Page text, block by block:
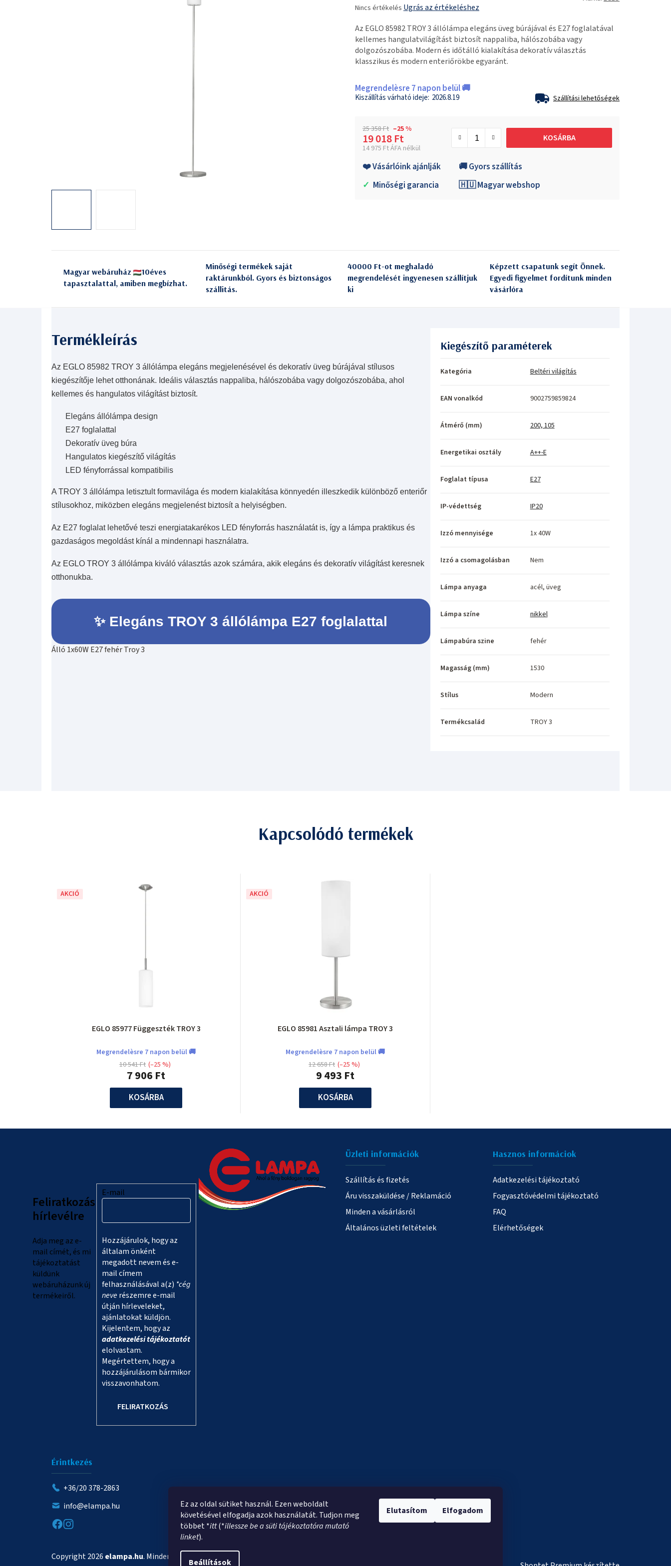
Ez az oldal sütiket használ. Ezen weboldalt
követésével elfogadja azok használatát. Tudjon meg
többet *itt(*illessze be a süti tájékoztatóra mutató
linket).
Beállítások
Elutasítom Elfogadom
termék
értékelése
5-
ből
0,0
Nincs értékelés Ugrás az értékeléshez
Az EGLO 85982 TROY 3 állólámpa elegáns üveg búrájával és E27 foglalatával
kellemes hangulatvilágítást biztosít nappaliba, hálószobába vagy
dolgozószobába. Modern és időtálló kialakítása dekoratív választás
klasszikus és modern enteriőrökbe egyaránt.
Megrendelèsre 7 napon belül 🚚
2026.8.19 Szállítási lehetőségek
25 358 Ft –25 %
19 018 Ft
14 975 Ft ÁFA nélkül
KOSÁRBA
❤️ Vásárlóink ajánlják
🚚 Gyors szállítás
✓ Minőségi garancia 🇭🇺 Magyar webshop
Magyar webáruház
10éves
tapasztalattal, amiben megbízhat.
Minőségi termékek saját
raktárunkból. Gyors és biztonságos
szállitás.
40000 Ft-ot meghaladó
megrendelését ingyenesen szállítjuk
ki
Képzett csapatunk segít Önnek.
Egyedi figyelmet fordítunk minden
vásárlóra
Az EGLO 85982 TROY 3 állólámpa elegáns megjelenésével és dekoratív üveg búrájával stílusos
kiegészítője lehet otthonának. Ideális választás nappaliba, hálószobába vagy dolgozószobába, ahol
kellemes és hangulatos világítást biztosít.
Elegáns állólámpa design
E27 foglalattal
Dekoratív üveg búra
Hangulatos kiegészítő világítás
LED fényforrással kompatibilis
A TROY 3 állólámpa letisztult formavilága és modern kialakítása könnyedén illeszkedik különböző enteriőr
stílusokhoz, miközben elegáns megjelenést biztosít a helyiségben.
Az E27 foglalat lehetővé teszi energiatakarékos LED fényforrás használatát is, így a lámpa praktikus és
gazdaságos megoldást kínál a mindennapi használatra.
Az EGLO TROY 3 állólámpa kiváló választás azok számára, akik elegáns és dekoratív világítást keresnek
otthonukba.
✨ Elegáns TROY 3 állólámpa E27 foglalattal
Álló 1x60W E27 fehér Troy 3
Kiegészítő paraméterek
Kategória Beltéri világítás
EAN vonalkód 9002759859824
Átmérő (mm) 200, 105
Energetikai osztály A++-E
Foglalat típusa E27
IP-védettség IP20
Izzó mennyisége 1x 40W
Izzó a csomagolásban Nem
Lámpa anyaga acél, üveg
Lámpa színe nikkel
Lámpabúra szine fehér
Magasság (mm) 1530
Stílus Modern
Termékcsalád TROY 3
Kapcsolódó termékek
AKCIÓ
EGLO 85977 Függeszték TROY 3
Megrendelèsre 7 napon belül 🚚
7 906 Ft
10 541 Ft (–25 %)
KOSÁRBA
AKCIÓ
EGLO 85981 Asztali lámpa TROY 3
Megrendelèsre 7 napon belül 🚚
9 493 Ft
12 658 Ft (–25 %)
KOSÁRBA
Feliratkozás
hírlevélre
Adja meg az e-
mail címét, és mi
tájékoztatást
küldünk
webáruházunk új
termékeiről.
E-mail
Hozzájárulok, hogy az
általam önként
megadott nevem és e-
mail címem
felhasználásával a(z) *cég
neverészemre e-mail
útján hírleveleket,
ajánlatokat küldjön.
Kijelentem, hogy az
adatkezelési tájékoztatót
elolvastam.
Megértettem, hogy a
hozzájárulásom bármikor
visszavonhatom.
FELIRATKOZÁS
Üzleti információk
Szállítás és fizetés
Áru visszaküldése / Reklamáció
Minden a vásárlásról
Általános üzleti feltételek
Hasznos informáciok
Adatkezelési tájékoztató
Fogyasztóvédelmi tájékoztató
FAQ
Elérhetőségek
Érintkezés
+36/20 378-2863
info@elampa.hu
Copyright 2026 elampa.hu. Minden jog fenntartva.